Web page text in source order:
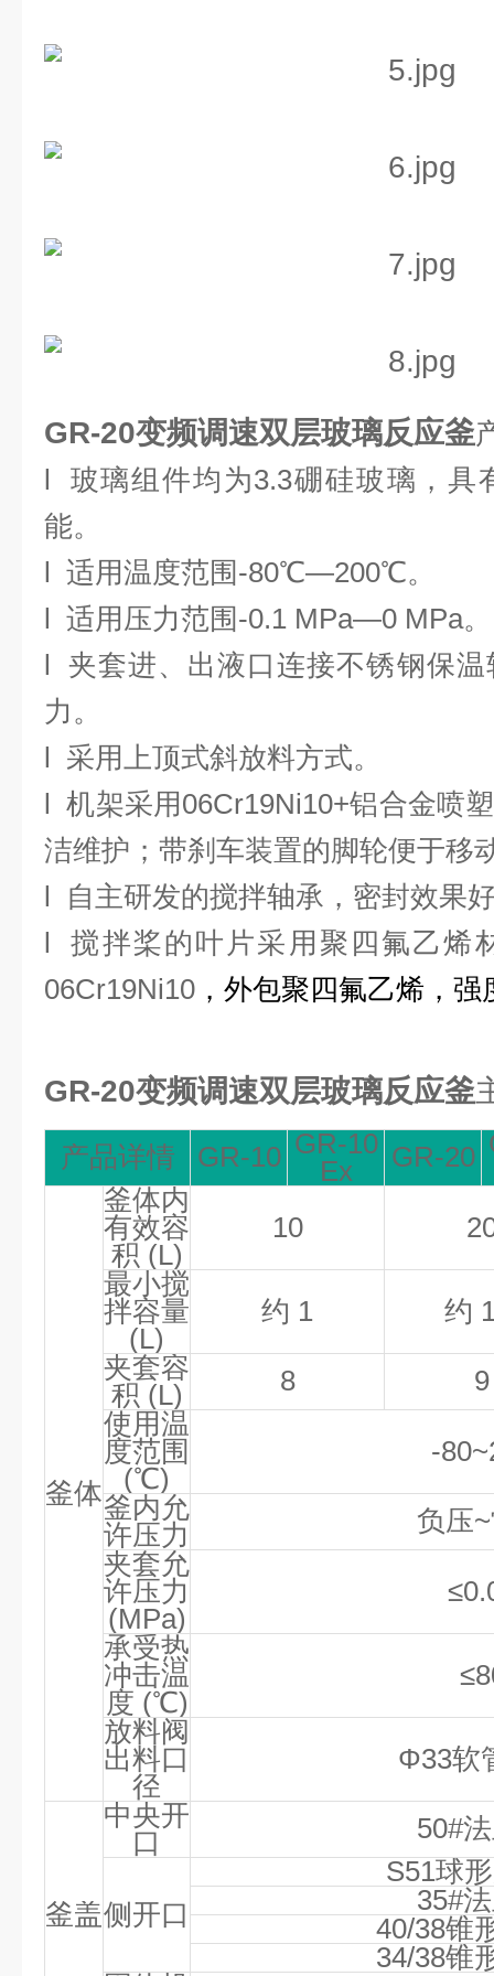
GR-20变频调速双层玻璃反应釜
l
玻璃组件均为3.3硼硅玻璃，具
能。
l 适用温度范围-80℃—200℃。
l 适用压力范围-0.1 MPa—0 MPa。
l
夹套进、出液口连接不锈钢保
力。
l 采用上顶式斜放料方式。
l 机架采用06Cr19Ni10+铝合金喷
洁维护；带刹车装置的脚轮便于移
l
自主研发的搅拌轴承，密封效果
l
搅拌桨的叶片采用聚四氟乙烯
06Cr19Ni10 ，外包聚四氟乙烯，强
GR-20变频调速双层玻璃反应釜
产品详情 GR-10 GR-10
Ex
GR-20
釜体
釜体内
有效容
积 (L)
10
最小搅
拌容量
(L)
约 1 约
夹套容
积 (L) 8
9
使用温
度范围
(℃)
-
釜内允
许压力
负压~
夹套允
许压力
(MPa)
承受热
冲击温
度 (℃)
放料阀
出料口
径
Φ33软
釜盖
中央开
口
50#
侧开口
S51球
35#
40/38锥
34/38锥